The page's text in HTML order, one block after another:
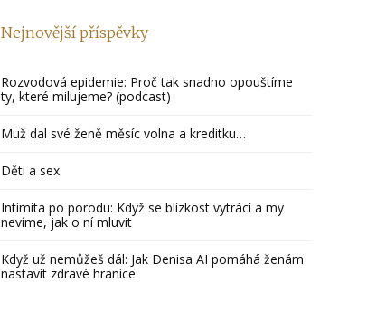
Nejnovější příspěvky
Rozvodová epidemie: Proč tak snadno opouštíme
ty, které milujeme? (podcast)
Muž dal své ženě měsíc volna a kreditku…
Děti a sex
Intimita po porodu: Když se blízkost vytrácí a my
nevíme, jak o ní mluvit
Když už nemůžeš dál: Jak Denisa AI pomáhá ženám
nastavit zdravé hranice